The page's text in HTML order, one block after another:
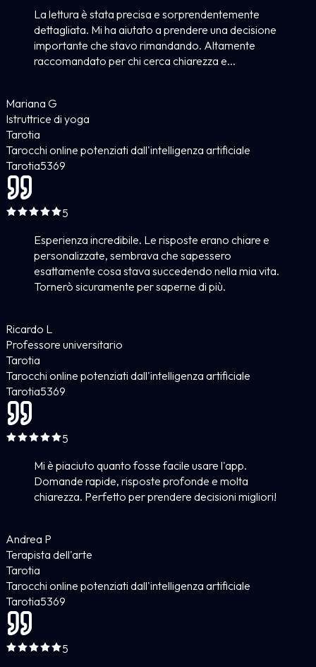
La lettura è stata precisa e sorprendentemente
dettagliata. Mi ha aiutato a prendere una decisione
importante che stavo rimandando. Altamente
raccomandato per chi cerca chiarezza e...
Mariana G
Istruttrice di yoga
Tarotia
Tarocchi online potenziati dall'intelligenza artificiale
Tarotia5369
5
Esperienza incredibile. Le risposte erano chiare e
personalizzate, sembrava che sapessero
esattamente cosa stava succedendo nella mia vita.
Tornerò sicuramente per saperne di più.
Ricardo L
Professore universitario
Tarotia
Tarocchi online potenziati dall'intelligenza artificiale
Tarotia5369
5
Mi è piaciuto quanto fosse facile usare l'app.
Domande rapide, risposte profonde e molta
chiarezza. Perfetto per prendere decisioni migliori!
Andrea P
Terapista dell'arte
Tarotia
Tarocchi online potenziati dall'intelligenza artificiale
Tarotia5369
5